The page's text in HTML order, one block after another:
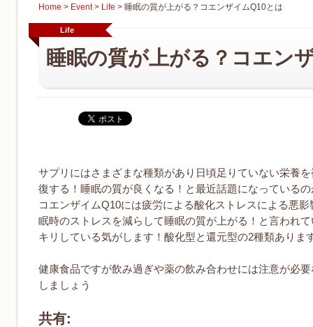
Home > Event> Life > 睡眠の質が上がる？コエンザイムQ10とは
Life
睡眠の質が上がる？コエン
サプリにはさまざまな種類があり日頃足りていない栄養
復する！睡眠の質が良くなる！と最近話題になっている
コエンザイムQ10には疲労による酸化ストレスによる悪
眠時のストレスを減らして睡眠の質が上がる！と言われ
キリしている気がします！酸化型と還元型の2種類ありま
健康食品ですが飲み過ぎや薬の飲み合わせには注意が必
しましょう
共有: